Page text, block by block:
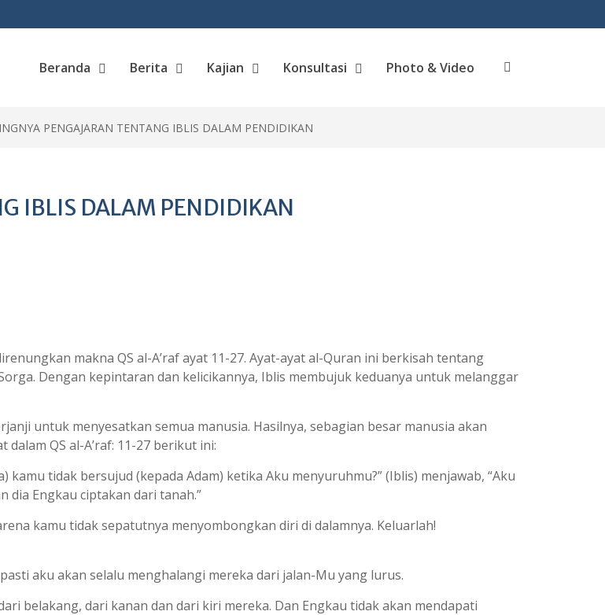
Beranda Berita Kajian Konsultasi Photo & Video
PENGAJARAN TENTANG IBLIS DALAM PENDIDIKAN
IBLIS DALAM PENDIDIKAN
makna QS al-A’raf ayat 11-27. Ayat-ayat al-Quran ini berkisah tentang
Dengan kepintaran dan kelicikannya, Iblis membujuk keduanya untuk melanggar
untuk menyesatkan semua manusia. Hasilnya, sebagian besar manusia akan
QS al-A’raf: 11-27 berikut ini:
tidak bersujud (kepada Adam) ketika Aku menyuruhmu?” (Iblis) menjawab, “Aku
dia Engkau ciptakan dari tanah.”
kamu tidak sepatutnya menyombongkan diri di dalamnya. Keluarlah!
aku akan selalu menghalangi mereka dari jalan-Mu yang lurus.
belakang, dari kanan dan dari kiri mereka. Dan Engkau tidak akan mendapati